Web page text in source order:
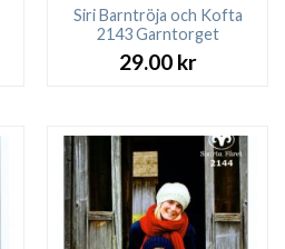
Siri Barntröja och Kofta
2143 Garntorget
29.00 kr